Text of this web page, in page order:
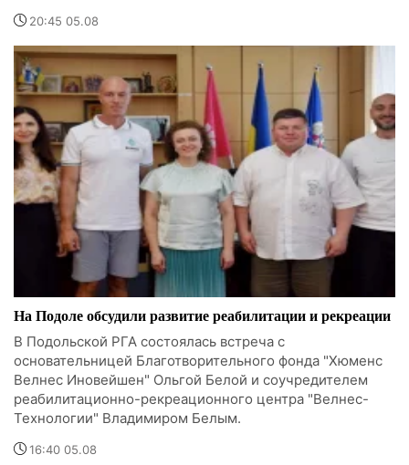
20:45 05.08
На Подоле обсудили развитие реабилитации и рекреации
В Подольской РГА состоялась встреча с
основательницей Благотворительного фонда "Хюменс
Велнес Иновейшен" Ольгой Белой и соучредителем
реабилитационно-рекреационного центра "Велнес-
Технологии" Владимиром Белым.
16:40 05.08